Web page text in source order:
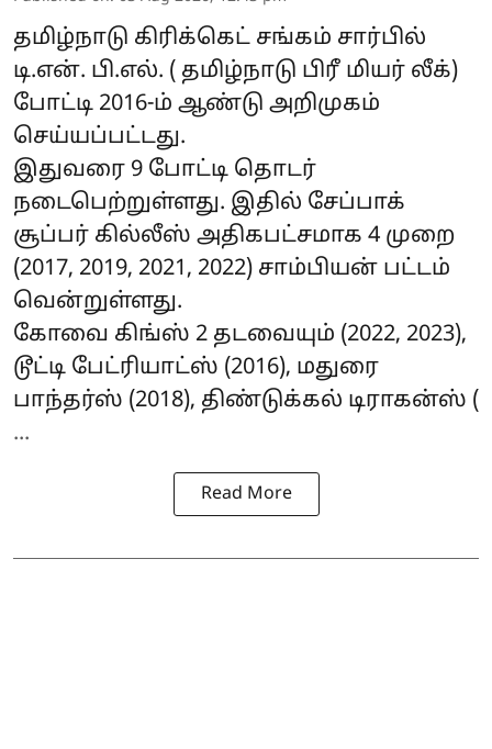
தமிழ்நாடு கிரிக்கெட் சங்கம் சார்பில்
டி.என். பி.எல். ( தமிழ்நாடு பிரீ மியர் லீக்)
போட்டி 2016-ம் ஆண்டு அறிமுகம்
செய்யப்பட்டது.
இதுவரை 9 போட்டி தொடர்
நடைபெற்றுள்ளது. இதில் சேப்பாக்
சூப்பர் கில்லீஸ் அதிகபட்சமாக 4 முறை
(2017, 2019, 2021, 2022) சாம்பியன் பட்டம்
வென்றுள்ளது.
கோவை கிங்ஸ் 2 தடவையும் (2022, 2023),
டூட்டி பேட்ரியாட்ஸ் (2016), மதுரை
பாந்தர்ஸ் (2018), திண்டுக்கல் டிராகன்ஸ் (
...
Read More